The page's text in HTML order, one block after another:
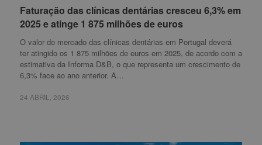
Faturação das clínicas dentárias cresceu 6,3% em
2025 e atinge 1 875 milhões de euros
O valor do mercado das clínicas dentárias em Portugal deverá
ter atingido os 1 875 milhões de euros em 2025, de acordo com a
estimativa da Informa D&B, o que representa um crescimento de
6,3% face ao ano anterior. A…
24 ABRIL, 2026
Faturação das clínicas dentárias cresceu 6,3% em
2025 e atinge 1 875 milhões de euros
24 ABRIL, 2026